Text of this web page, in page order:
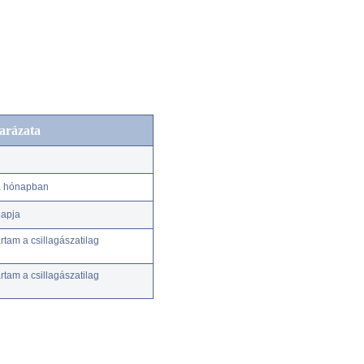
hónapban
a csillagászatilag
a csillagászatilag